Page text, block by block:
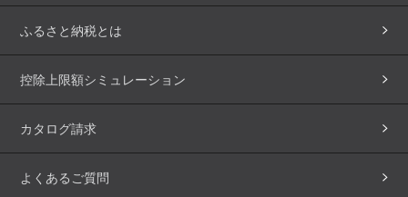
ふるさと納税とは
控除上限額シミュレーション
カタログ請求
よくあるご質問